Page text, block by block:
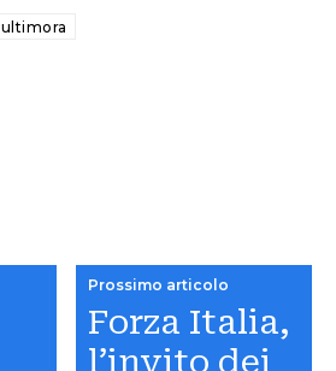
ultimora
Prossimo articolo
Forza Italia,
l’invito dei